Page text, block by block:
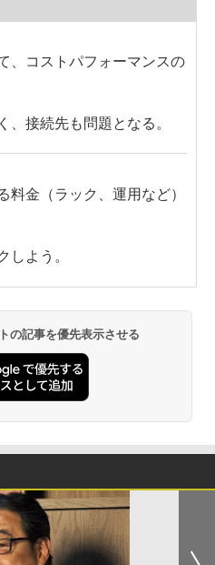
、コストパフォーマンスの
、接続先も問題となる。
料金（ラック、運用など）
しよう。
の記事を優先表示させる